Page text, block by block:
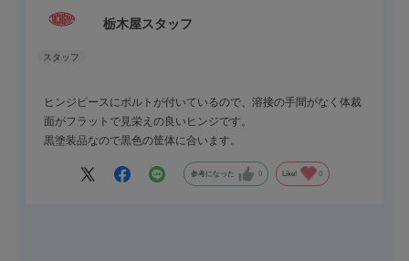
栃木屋スタッフ
ヒンジピースにボルトが付いているので、溶接の手間がなく体裁
面がフラットで見栄えの良いヒンジです。
黒塗装品なので黒色の筐体に合います。
参考になった 0 Like! 0